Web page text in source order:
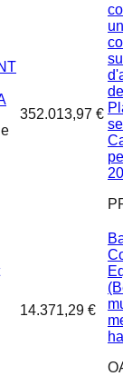
352.013,97 €
14.371,29 €